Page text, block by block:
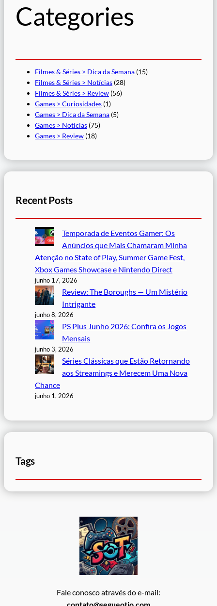
a
r
Categories
Filmes & Séries > Dica da Semana (15)
Filmes & Séries > Notícias (28)
Filmes & Séries > Review (56)
Games > Curiosidades (1)
Games > Dica da Semana (5)
Games > Notícias (75)
Games > Review (18)
Recent Posts
Temporada de Eventos Gamer: Os
Anúncios que Mais Chamaram Minha
Atenção no State of Play, Summer Game Fest,
Xbox Games Showcase e Nintendo Direct
junho 17, 2026
Review: The Boroughs — Um Mistério
Intrigante
junho 8, 2026
PS Plus Junho 2026: Confira os Jogos
Mensais
junho 3, 2026
Séries Clássicas que Estão Retornando
aos Streamings e Merecem Uma Nova
Chance
junho 1, 2026
Tags
Fale conosco através do e-mail:
contato@segueotio.com